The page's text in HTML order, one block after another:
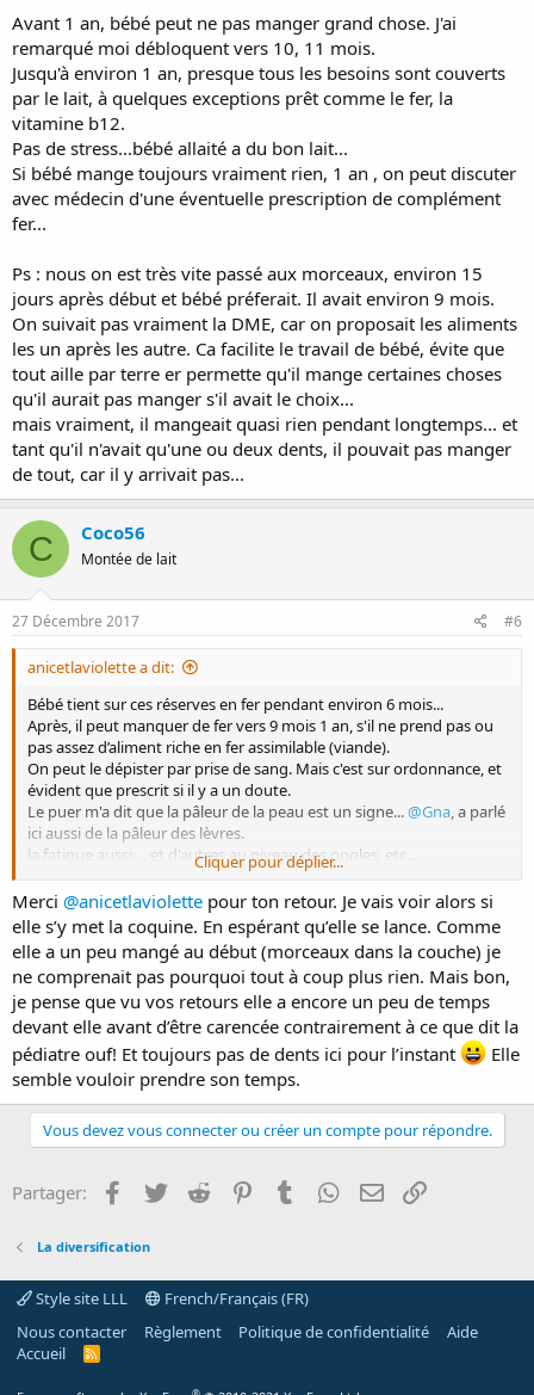
Avant 1 an, bébé peut ne pas manger grand chose. J'ai
remarqué moi débloquent vers 10, 11 mois.
Jusqu'à environ 1 an, presque tous les besoins sont couverts
par le lait, à quelques exceptions prêt comme le fer, la
vitamine b12.
Pas de stress...bébé allaité a du bon lait...
Si bébé mange toujours vraiment rien, 1 an , on peut discuter
avec médecin d'une éventuelle prescription de complément
fer...
Ps : nous on est très vite passé aux morceaux, environ 15
jours après début et bébé préferait. Il avait environ 9 mois.
On suivait pas vraiment la DME, car on proposait les aliments
les un après les autre. Ca facilite le travail de bébé, évite que
tout aille par terre er permette qu'il mange certaines choses
qu'il aurait pas manger s'il avait le choix...
mais vraiment, il mangeait quasi rien pendant longtemps... et
tant qu'il n'avait qu'une ou deux dents, il pouvait pas manger
de tout, car il y arrivait pas...
C Coco56
Montée de lait
27 Décembre 2017 #6
anicetlaviolette a dit:
Bébé tient sur ces réserves en fer pendant environ 6 mois...
Après, il peut manquer de fer vers 9 mois 1 an, s'il ne prend pas ou
pas assez d’aliment riche en fer assimilable (viande).
On peut le dépister par prise de sang. Mais c'est sur ordonnance, et
évident que prescrit si il y a un doute.
Le puer m'a dit que la pâleur de la peau est un signe...@Gna , a parlé
ici aussi de la pâleur des lèvres.
la fatigue aussi.... et d'autres au niveau des ongles, etc...
Oui, il a des bébés qui refusent la dme car pas prêt à manger en
morceaux. Et d'autres bébés qui aiment pas les aliments mixés.
Avant 1 an, bébé peut ne pas manger grand chose. J'ai remarqué
moi débloquent vers 10, 11 mois.
Jusqu'à environ 1 an, presque tous les besoins sont couverts par le
lait, à quelques exceptions prêt comme le fer, la vitamine b12.
Pas de stress...bébé allaité a du bon lait...
Si bébé mange toujours vraiment rien, 1 an , on peut discuter avec
médecin d'une éventuelle prescription de complément fer...
Ps : nous on est très vite passé aux morceaux, environ 15 jours
après début et bébé préferait. Il avait environ 9 mois. On suivait pas
vraiment la DME, car on proposait les aliments les un après les
autre. Ca facilite le travail de bébé, évite que tout aille par terre er
avait le choix...
qu'il n'avait qu'une ou deux dents, il pouvait pas manger de tout,
car il y arrivait pas...
Cliquer pour déplier...
Merci @anicetlaviolette pour ton retour. Je vais voir alors si
elle s’y met la coquine. En espérant qu’elle se lance. Comme
elle a un peu mangé au début (morceaux dans la couche) je
ne comprenait pas pourquoi tout à coup plus rien. Mais bon,
je pense que vu vos retours elle a encore un peu de temps
devant elle avant d’être carencée contrairement à ce que dit la
pédiatre ouf! Et toujours pas de dents ici pour l’instant
Elle
semble vouloir prendre son temps.
Vous devez vous connecter ou créer un compte pour répondre.
Partager: Facebook
Twitter Reddit PinterestTumblr WhatsApp
E-mail
La diversification
Style site LLL
French/Français (FR)
Nous contacter
Règlement Politique de confidentialité
Aide
Accueil
R